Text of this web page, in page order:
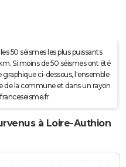
50 séismes les plus puissants
Si moins de 50 séismes ont été
graphique ci-dessous, l'ensemble
de la commune et dans un rayon
à Loire-Authion